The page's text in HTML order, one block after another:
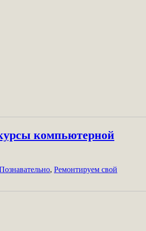
компьютерной
, Ремонтируем свой